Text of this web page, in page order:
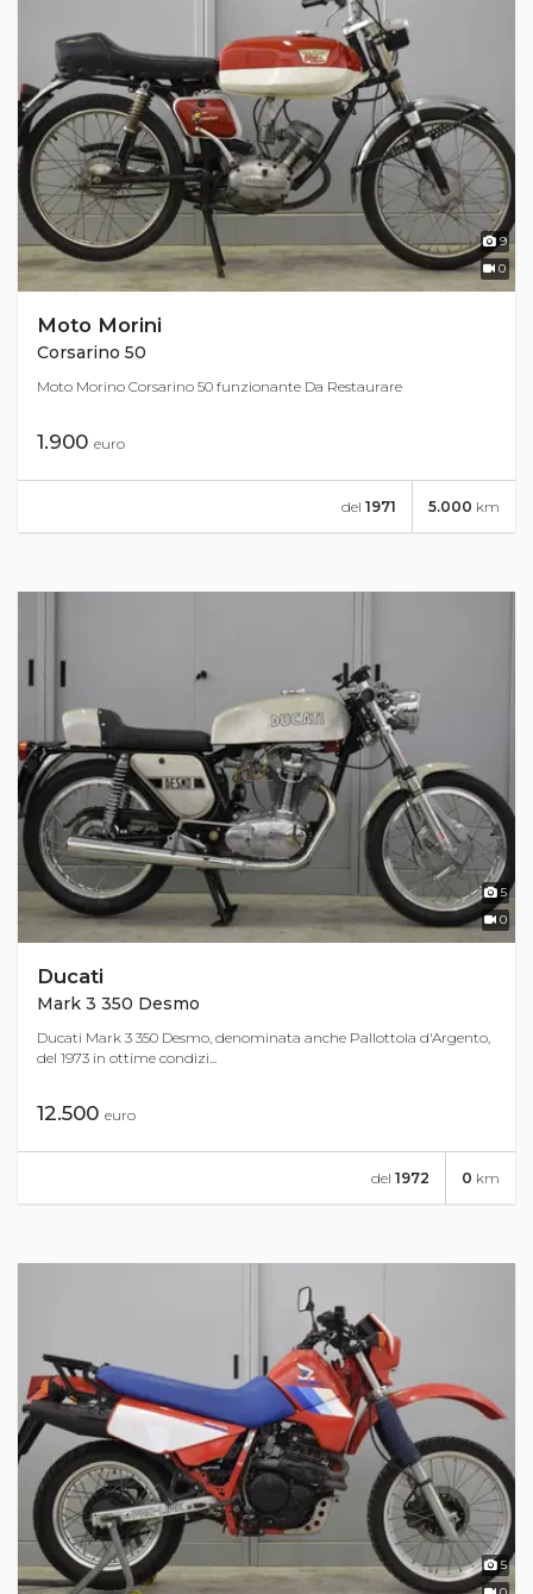
9
0
Moto Morini
Corsarino 50
Moto Morino Corsarino 50 funzionante Da Restaurare
1.900 euro
5.000 km
del 1971
5
0
Ducati
Mark 3 350 Desmo
Ducati Mark 3 350 Desmo, denominata anche Pallottola d'Argento,
del 1973 in ottime condizi...
12.500 euro
0 km
del 1972
5